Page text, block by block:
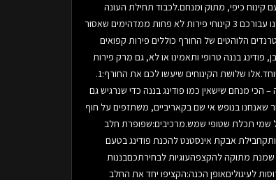
קינוח כיפי, מתוק ומנחם.לכבוד תחילת העונה
הקרה ריכזנו עבורכם 3 קינוחי פירות לא פחות ממדהימים שאסור
הלוהטים של החורף כוללים פירות קפואים
פודינג בננה טרופי ותאמינו או לא, גם מרק פירות
מחמם במיוחד.אלו שלושת הקינוחים שיעשו לכם את החורף:1.
– הכי מנחם שישאין כמו פודינג בננה כדי שנרגיש גם
שאנחנו בנופש אי שם בקאריביים, משתזפים על חוף
שמי תכלת שטופי שמש.מרכיבים:שפופרת חלב
אבקת אינסטנט להכנת פודינג בטעם
שמנת מתוקה להקצפהעוגיות לבחירתכםבננות
לעיגוליםאופן הכנה:הקציפו יחד את החלב